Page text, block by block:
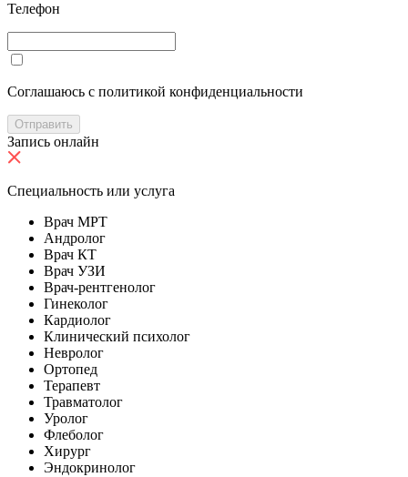
Телефон
Cоглашаюсь с политикой конфиденциальности
Отправить
Запись онлайн
Специальность или услуга
Врач МРТ
Андролог
Врач КТ
Врач УЗИ
Врач-рентгенолог
Гинеколог
Кардиолог
Клинический психолог
Невролог
Ортопед
Терапевт
Травматолог
Уролог
Флеболог
Хирург
Эндокринолог